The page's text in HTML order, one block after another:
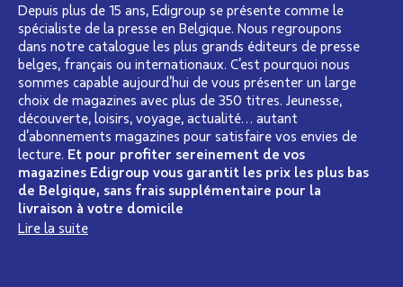
Depuis plus de 15 ans, Edigroup se présente comme le
spécialiste de la presse en Belgique. Nous regroupons
dans notre catalogue les plus grands éditeurs de presse
belges, français ou internationaux. C’est pourquoi nous
sommes capable aujourd’hui de vous présenter un large
choix de magazines avec plus de 350 titres. Jeunesse,
découverte, loisirs, voyage, actualité… autant
d’abonnements magazines pour satisfaire vos envies de
lecture. Et pour profiter sereinement de vos
magazines Edigroup vous garantit les prix les plus bas
de Belgique, sans frais supplémentaire pour la
livraison à votre domicile
Lire la suite